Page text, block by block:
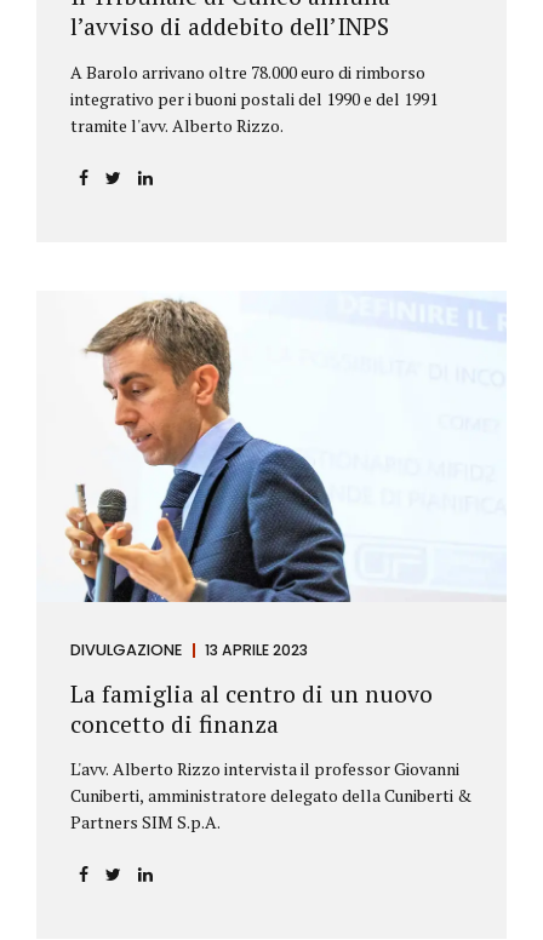
l’avviso di addebito dell’INPS
A Barolo arrivano oltre 78.000 euro di rimborso
integrativo per i buoni postali del 1990 e del 1991
tramite l'avv. Alberto Rizzo.
DIVULGAZIONE 13 APRILE 2023
La famiglia al centro di un nuovo
concetto di finanza
L'avv. Alberto Rizzo intervista il professor Giovanni
Cuniberti, amministratore delegato della Cuniberti &
Partners SIM S.p.A.